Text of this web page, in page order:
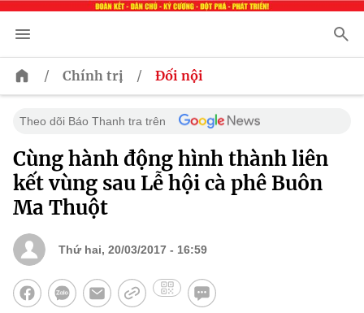
/ Chính trị / Đối nội
Theo dõi Báo Thanh tra trên
Cùng hành động hình thành liên
kết vùng sau Lễ hội cà phê Buôn
Ma Thuột
Thứ hai, 20/03/2017 - 16:59